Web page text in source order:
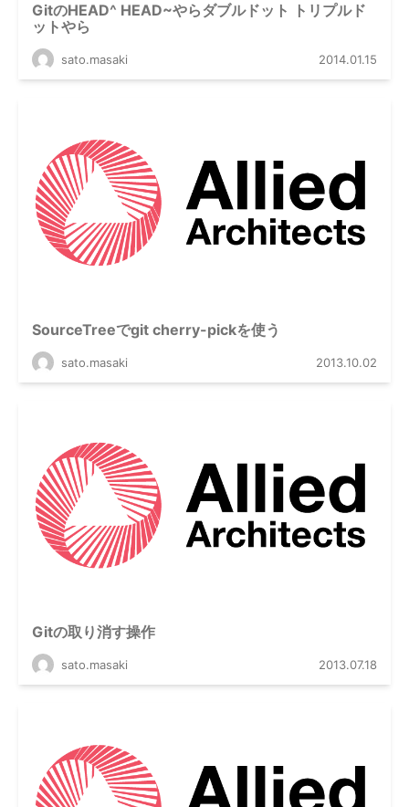
GitのHEAD^ HEAD~やらダブルドット トリプルド
ットやら
sato.masaki 2014.01.15
SourceTreeでgit cherry-pickを使う
sato.masaki 2013.10.02
Gitの取り消す操作
sato.masaki 2013.07.18